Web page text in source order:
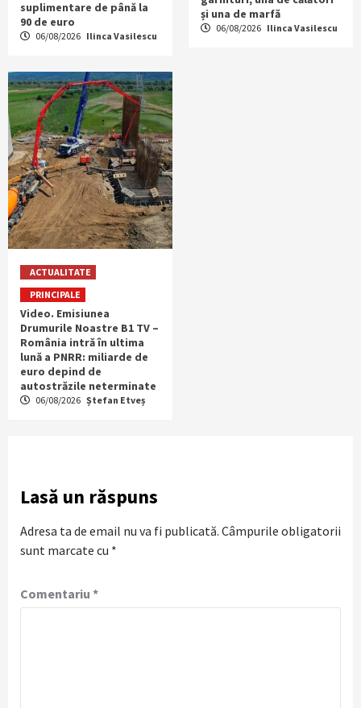
suplimentare de până la
90 de euro
06/08/2026 Ilinca Vasilescu
și una de marfă
06/08/2026 Ilinca Vasilescu
ACTUALITATE
PRINCIPALE
Video. Emisiunea
Drumurile Noastre B1 TV –
România intră în ultima
lună a PNRR: miliarde de
euro depind de
autostrăzile neterminate
06/08/2026 Ștefan Etveș
Lasă un răspuns
Adresa ta de email nu va fi publicată. Câmpurile obligatorii
sunt marcate cu *
Comentariu *